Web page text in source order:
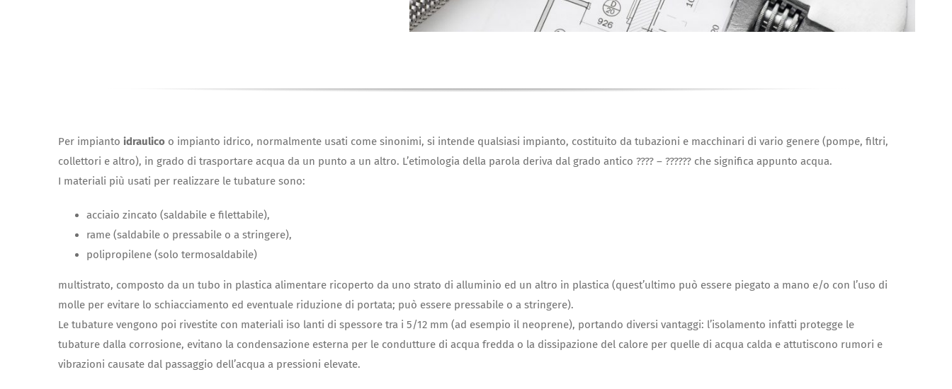
Per impianto idraulico o impianto idrico, normalmente usati come sinonimi, si intende qualsiasi impianto, costituito da tubazioni e macchinari di vario genere (pompe, filtri,
collettori e altro), in grado di trasportare acqua da un punto a un altro. L’etimologia della parola deriva dal grado antico ???? – ?????? che significa appunto acqua.
I materiali più usati per realizzare le tubature sono:
acciaio zincato (saldabile e filettabile),
rame (saldabile o pressabile o a stringere),
polipropilene (solo termosaldabile)
multistrato, composto da un tubo in plastica alimentare ricoperto da uno strato di alluminio ed un altro in plastica (quest’ultimo può essere piegato a mano e/o con l’uso di
molle per evitare lo schiacciamento ed eventuale riduzione di portata; può essere pressabile o a stringere).
Le tubature vengono poi rivestite con materiali iso lanti di spessore tra i 5/12 mm (ad esempio il neoprene), portando diversi vantaggi: l’isolamento infatti protegge le
tubature dalla corrosione, evitano la condensazione esterna per le condutture di acqua fredda o la dissipazione del calore per quelle di acqua calda e attutiscono rumori e
vibrazioni causate dal passaggio dell’acqua a pressioni elevate.